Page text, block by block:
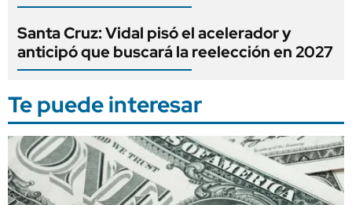
Santa Cruz: Vidal pisó el acelerador y
anticipó que buscará la reelección en 2027
Te puede interesar